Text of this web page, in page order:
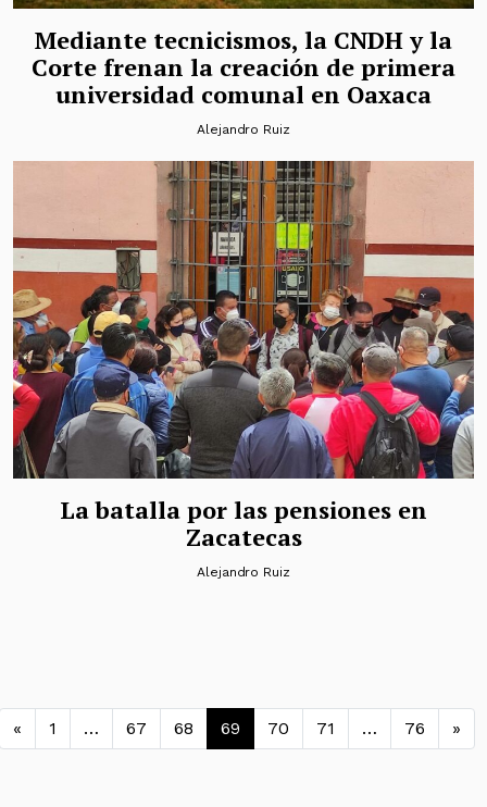
Mediante tecnicismos, la CNDH y la
Corte frenan la creación de primera
universidad comunal en Oaxaca
Alejandro Ruiz
La batalla por las pensiones en
Zacatecas
Alejandro Ruiz
de entradas
« 1 … 67 68 69 70 71 … 76 »